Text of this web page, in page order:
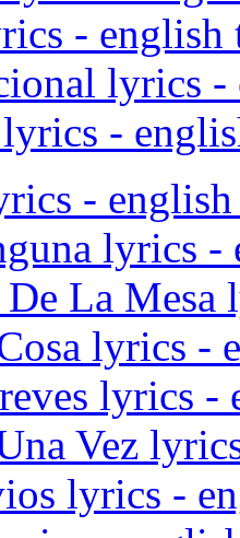
- english
lyrics -
-
-
lyrics -
La
lyrics -
lyrics -
Vez
lyrics -